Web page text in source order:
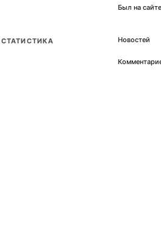
Был на сайте
СТАТИСТИКА Новостей